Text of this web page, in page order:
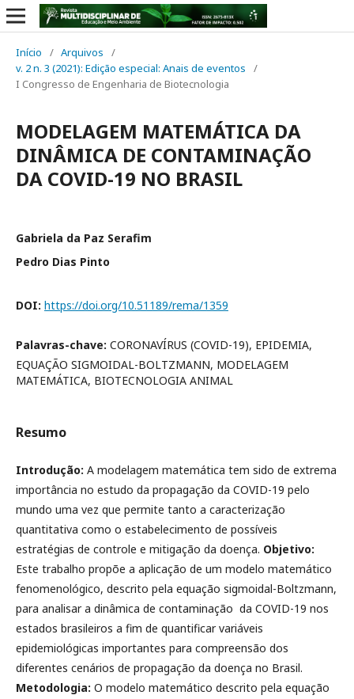
Início / Arquivos
/
v. 2 n. 3 (2021): Edição especial: Anais de eventos
/
I Congresso de Engenharia de Biotecnologia
MODELAGEM MATEMÁTICA DA
DINÂMICA DE CONTAMINAÇÃO
DA COVID-19 NO BRASIL
Gabriela da Paz Serafim
Pedro Dias Pinto
DOI: https://doi.org/10.51189/rema/1359
Palavras-chave: CORONAVÍRUS (COVID-19), EPIDEMIA,
EQUAÇÃO SIGMOIDAL-BOLTZMANN, MODELAGEM
MATEMÁTICA, BIOTECNOLOGIA ANIMAL
Resumo
Introdução: A modelagem matemática tem sido de extrema
importância no estudo da propagação da COVID-19 pelo
mundo uma vez que permite tanto a caracterização
quantitativa como o estabelecimento de possíveis
estratégias de controle e mitigação da doença. Objetivo:
Este trabalho propõe a aplicação de um modelo matemático
fenomenológico, descrito pela equação sigmoidal-Boltzmann,
para analisar a dinâmica de contaminação da COVID-19 nos
estados brasileiros a fim de quantificar variáveis
epidemiológicas importantes para compreensão dos
diferentes cenários de propagação da doença no Brasil.
Metodologia: O modelo matemático descrito pela equação